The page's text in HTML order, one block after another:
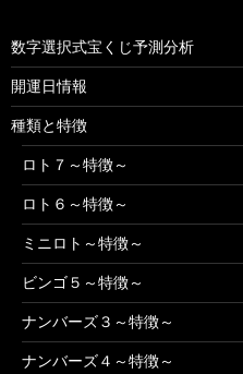
数字選択式宝くじ予測分析
開運日情報
種類と特徴
ロト７～特徴～
ロト６～特徴～
ミニロト～特徴～
ビンゴ５～特徴～
ナンバーズ３～特徴～
ナンバーズ４～特徴～